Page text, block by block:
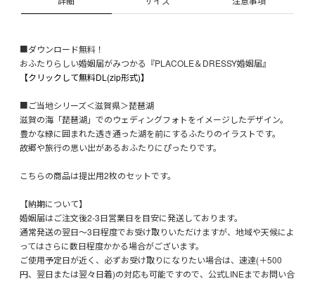
■ダウンロード無料！
おふたりらしい婚姻届がみつかる『PLACOLE＆DRESSY婚姻届』
【クリックして無料DL(zip形式)】
■ご当地シリーズ＜滋賀県＞琵琶湖
滋賀の海「琵琶湖」でのウェディングフォトをイメージしたデザイン。
豊かな緑に囲まれた透き通った湖を前にするふたりのイラストです。
故郷や旅行の思い出があるおふたりにぴったりです。
こちらの商品は提出用2枚のセットです。
【納期について】
婚姻届はご注文後2-3日営業日を目安に発送しております。
通常発送の翌日～3日程度でお受け取りいただけますが、地域や天候によ
ってはさらに数日程度かかる場合がございます。
ご使用予定日が近く、必ずお受け取りになりたい場合は、速達(＋500
円、翌日または翌々日着)の対応も可能ですので、公式LINEまでお問い合